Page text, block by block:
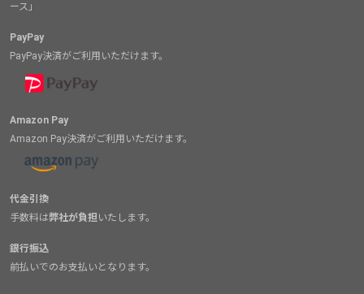
ース」
PayPay
PayPay決済がご利用いただけます。
Amazon Pay
Amazon Pay決済がご利用いただけます。
代金引換
手数料は弊社が負担いたします。
銀行振込
前払いでのお支払いとなります。